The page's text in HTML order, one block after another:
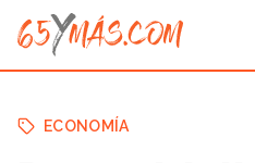
ECONOMÍA